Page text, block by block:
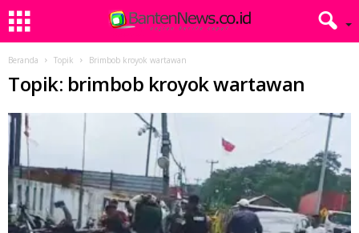
Beranda Topik Brimbob kroyok wartawan
Topik: brimbob kroyok wartawan